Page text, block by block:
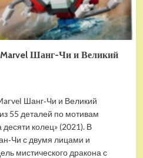
Marvel Шанг-Чи и Великий
Шанг‑Чи и Великий
55 деталей по мотивам
колец» (2021). В
с двумя лицами и
мистического дракона с